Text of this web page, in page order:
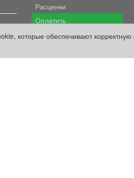
которые обеспечивают корректную
Расценки
Оплатить
Наши ресурсы:
Газета "Частник-М"